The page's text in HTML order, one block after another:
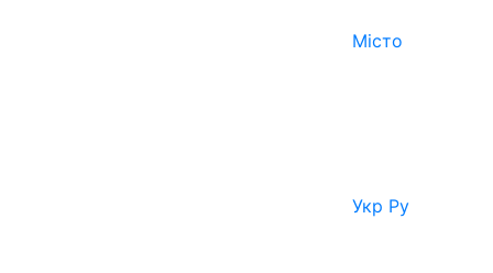
Місто
Укр Ру